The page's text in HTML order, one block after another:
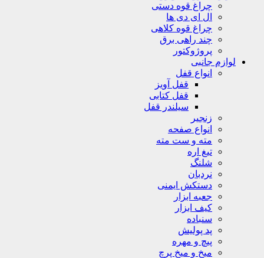
چراغ قوه دستی
ال ای دی ها
چراغ قوه کلاهی
چند راهی برق
پروژوکتور
لوازم جانبی
انواع قفل
قفل آویز
قفل کتابی
سیلندر قفل
زنجیر
انواع صفحه
مته و ست مته
تیغ اره
شلنگ
نردبان
دستکش ایمنی
جعبه ابزار
کیف ابزار
سنباده
پد پولیش
پیچ و مهره
میخ و میخ پرچ